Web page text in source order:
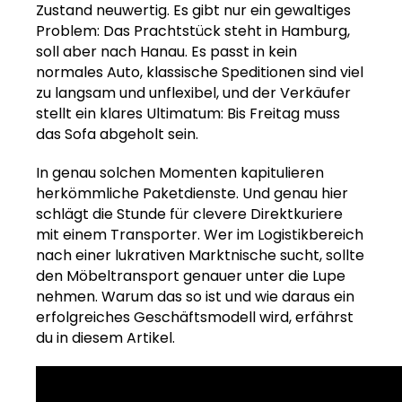
Zustand neuwertig. Es gibt nur ein gewaltiges
Problem: Das Prachtstück steht in Hamburg,
soll aber nach Hanau. Es passt in kein
normales Auto, klassische Speditionen sind viel
zu langsam und unflexibel, und der Verkäufer
stellt ein klares Ultimatum: Bis Freitag muss
das Sofa abgeholt sein.
In genau solchen Momenten kapitulieren
herkömmliche Paketdienste. Und genau hier
schlägt die Stunde für clevere Direktkuriere
mit einem Transporter. Wer im Logistikbereich
nach einer lukrativen Marktnische sucht, sollte
den Möbeltransport genauer unter die Lupe
nehmen. Warum das so ist und wie daraus ein
erfolgreiches Geschäftsmodell wird, erfährst
du in diesem Artikel.